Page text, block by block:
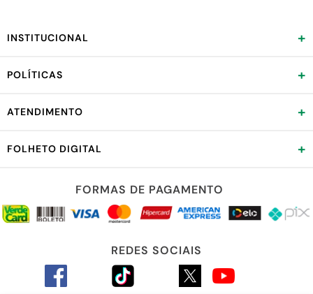
INSTITUCIONAL +
POLÍTICAS +
ATENDIMENTO +
FOLHETO DIGITAL +
FORMAS DE PAGAMENTO
REDES SOCIAIS